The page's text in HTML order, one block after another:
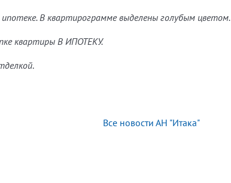
В квартирограмме выделены голубым цветом.
квартиры В ИПОТЕКУ.
.
Все новости АН "Итака"